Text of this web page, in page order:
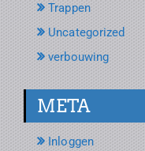
Trappen
Uncategorized
verbouwing
META
Inloggen